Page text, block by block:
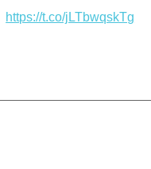
https://t.co/jLTbwqskTg